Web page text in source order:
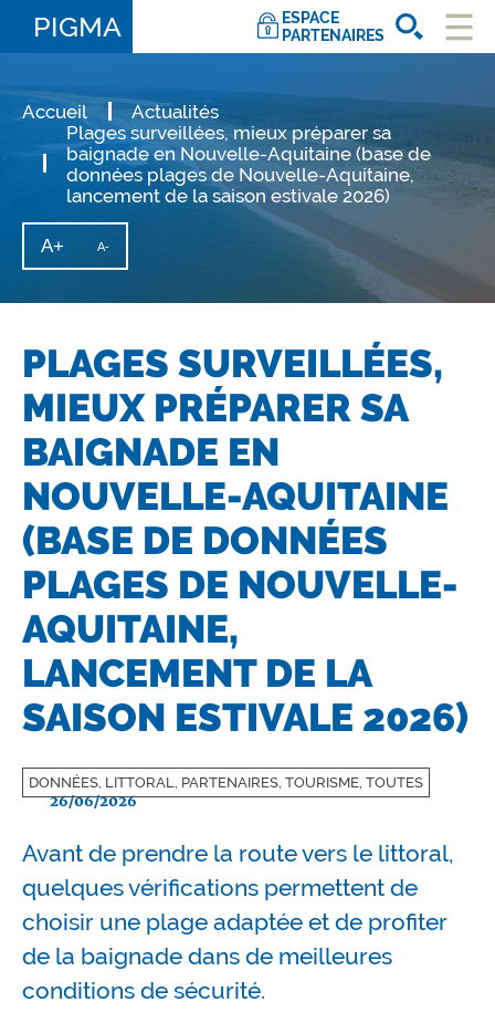
PIGMA
ESPACE
PARTENAIRES
Accueil
Actualités
Plages surveillées, mieux préparer sa
baignade en Nouvelle-Aquitaine (base de
données plages de Nouvelle-Aquitaine,
lancement de la saison estivale 2026)
A+ Augmenter
la
du
A-
taille
PLAGES SURVEILLÉES,
MIEUX PRÉPARER SA
BAIGNADE EN
NOUVELLE-AQUITAINE
(BASE DE DONNÉES
PLAGES DE NOUVELLE-
AQUITAINE,
LANCEMENT DE LA
SAISON ESTIVALE 2026)
DONNÉES, LITTORAL, PARTENAIRES, TOURISME, TOUTES
26/06/2026
Avant de prendre la route vers le littoral,
quelques vérifications permettent de
choisir une plage adaptée et de profiter
de la baignade dans de meilleures
conditions de sécurité.